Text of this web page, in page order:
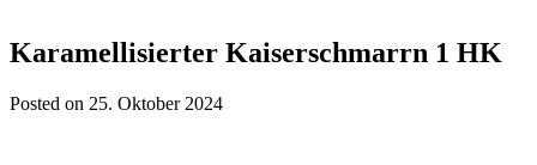
Karamellisierter Kaiserschmarrn 1 HK
Posted on 25. Oktober 2024